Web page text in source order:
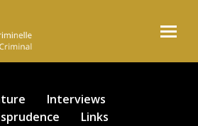
Interviews
Links